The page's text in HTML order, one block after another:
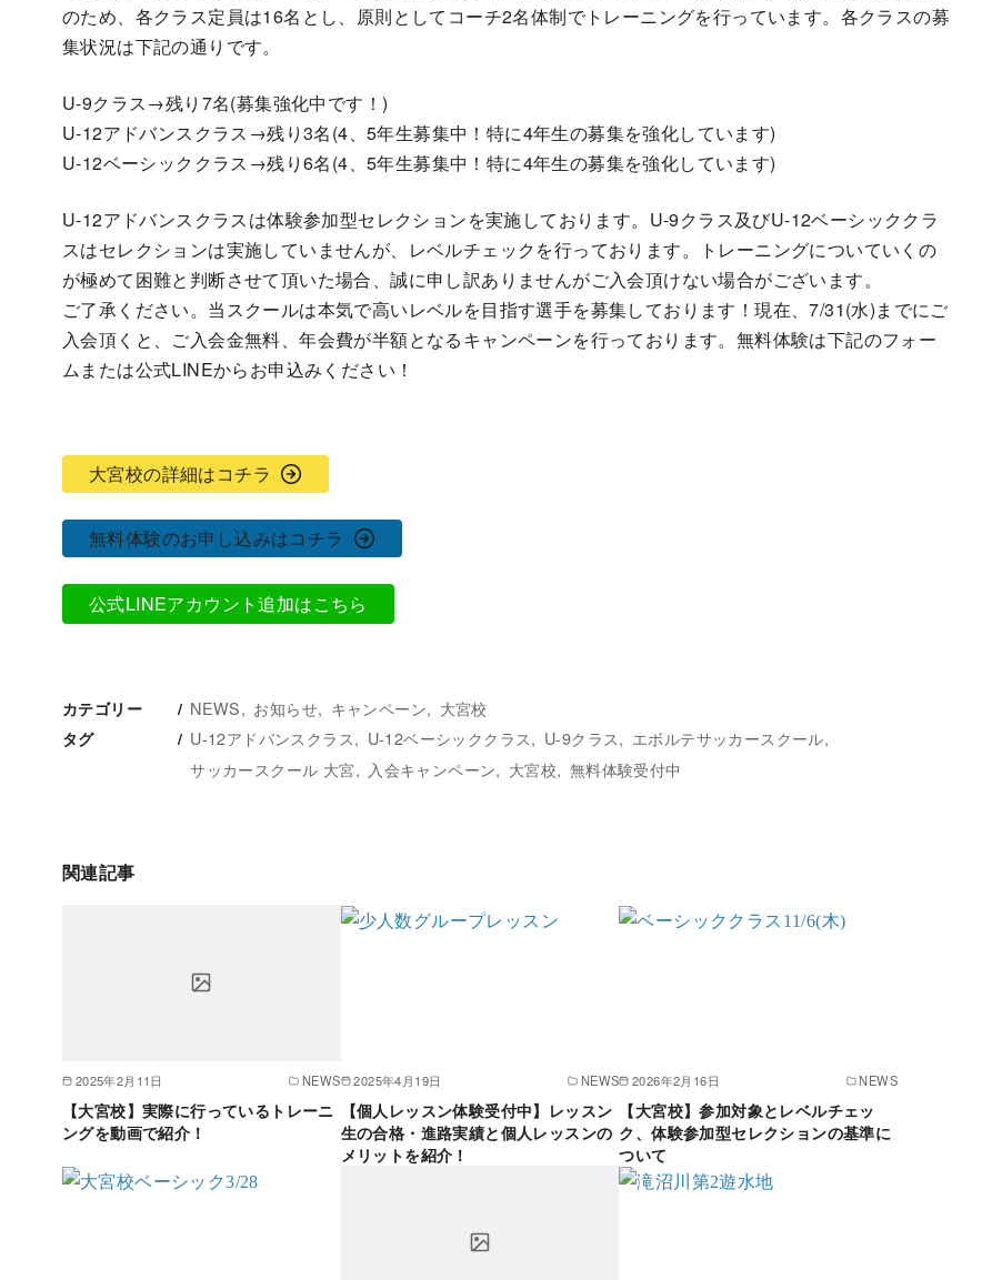
のため、各クラス定員は16名とし、原則としてコーチ2名体制でトレーニングを行っています。各クラスの募
集状況は下記の通りです。
U-9クラス→残り7名(募集強化中です！)
U-12アドバンスクラス→残り3名(4、5年生募集中！特に4年生の募集を強化しています)
U-12ベーシッククラス→残り6名(4、5年生募集中！特に4年生の募集を強化しています)
U-12アドバンスクラスは体験参加型セレクションを実施しております。U-9クラス及びU-12ベーシッククラ
スはセレクションは実施していませんが、レベルチェックを行っております。トレーニングについていくの
が極めて困難と判断させて頂いた場合、誠に申し訳ありませんがご入会頂けない場合がございます。
ご了承ください。当スクールは本気で高いレベルを目指す選手を募集しております！現在、7/31(水)までにご
入会頂くと、ご入会金無料、年会費が半額となるキャンペーンを行っております。無料体験は下記のフォー
ムまたは公式LINEからお申込みください！
大宮校の詳細はコチラ
無料体験のお申し込みはコチラ
公式LINEアカウント追加はこちら
カテゴリー NEWS お知らせ キャンペーン 大宮校
タグ U-12アドバンスクラス U-12ベーシッククラス U-9クラス
エボルテサッカースクール
サッカースクール 大宮
入会キャンペーン 大宮校 無料体験受付中
関連記事
2025年2月11日 NEWS
【大宮校】実際に行っているトレーニ
ングを動画で紹介！
2025年4月19日 NEWS
【個人レッスン体験受付中】レッスン
生の合格・進路実績と個人レッスンの
メリットを紹介！
2026年2月16日 NEWS
【大宮校】参加対象とレベルチェッ
ク、体験参加型セレクションの基準に
ついて